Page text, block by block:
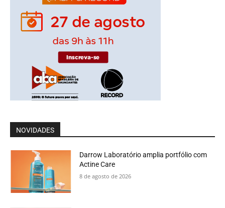
NOVIDADES
Darrow Laboratório amplia portfólio com
Actine Care
8 de agosto de 2026